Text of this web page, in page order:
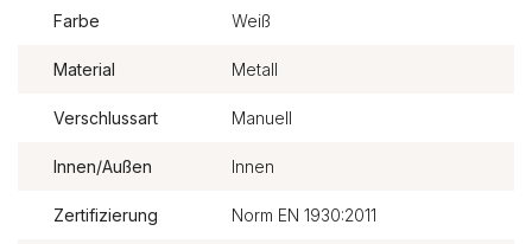
Farbe Weiß
Material Metall
Verschlussart Manuell
Innen/Außen Innen
Zertifizierung Norm EN 1930:2011